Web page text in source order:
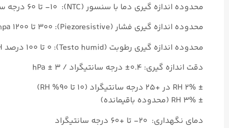
محدوده اندازه گیری دما با سنسور (NTC): ۱۰- تا ۶۰ درجه سانتیگراد
محدوده اندازه گیری فشار (Piezoresistive): ۳۰۰ تا ۱۲۰۰ hpa
محدوده اندازه گیری رطوبت (Testo humid): ۰ تا ۱۰۰ درصد RH
دقت اندازه گیری: ۰.۴± درجه سانتیگراد / ۳ ± hPa
± ۲% RH در +۲۵ درجه سانتیگراد (۱۰ تا ۹۰% RH)
± ۳% RH (محدوده باقیمانده)
دمای نگهداری: ۲۰- تا +۶۰ درجه سانتیگراد